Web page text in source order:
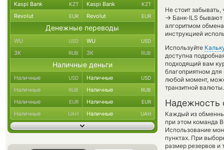
Не стоит
→ Банк-ILS
алгоритмом
инструкцией
Используйте
доступна
подходящий вам
благоприятном
любой момент,
транзитной валюты.
Надежность
Каждый из
при этом команда
Использование
пунктах. При
размер резервов и
Kaspi Bank KZT Kaspi Bank KZT
Revolut EUR Revolut EUR
Денежные переводы
WU USD WU USD
ЗК RUB ЗК RUB
Наличные деньги
Наличные USD Наличные USD
Наличные RUB Наличные RUB
Наличные EUR Наличные EUR
Наличные UAH Наличные UAH